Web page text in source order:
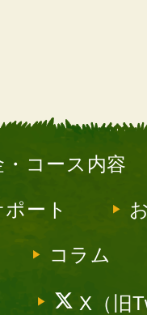
・コース内容
ポート
コラム
X（旧